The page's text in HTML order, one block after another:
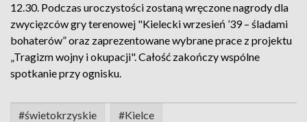
12.30. Podczas uroczystości zostaną wręczone nagrody dla
zwycięzców gry terenowej "Kielecki wrzesień ’39 – śladami
bohaterów” oraz zaprezentowane wybrane prace z projektu
„Tragizm wojny i okupacji". Całość zakończy wspólne
spotkanie przy ognisku.
#świetokrzyskie #Kielce